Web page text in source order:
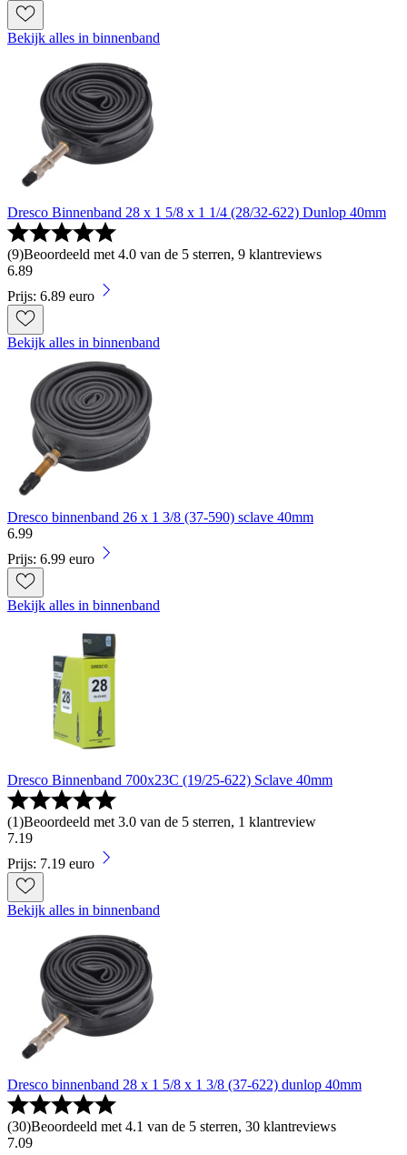
Bekijk alles in binnenband
Dresco Binnenband 28 x 1 5/8 x 1 1/4 (28/32-622) Dunlop 40mm
(9)Beoordeeld met 4.0 van de 5 sterren, 9 klantreviews
6.89
Prijs: 6.89 euro
Bekijk alles in binnenband
Dresco binnenband 26 x 1 3/8 (37-590) sclave 40mm
6.99
Prijs: 6.99 euro
Bekijk alles in binnenband
Dresco Binnenband 700x23C (19/25-622) Sclave 40mm
(1)Beoordeeld met 3.0 van de 5 sterren, 1 klantreview
7.19
Prijs: 7.19 euro
Bekijk alles in binnenband
Dresco binnenband 28 x 1 5/8 x 1 3/8 (37-622) dunlop 40mm
(30)Beoordeeld met 4.1 van de 5 sterren, 30 klantreviews
7.09